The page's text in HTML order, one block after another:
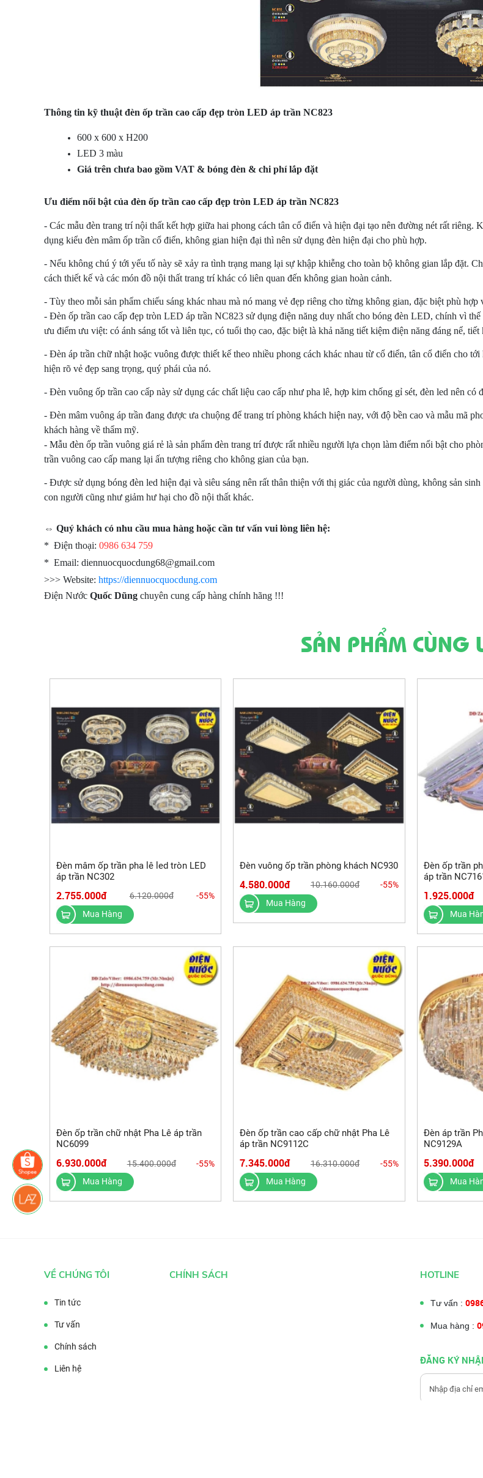
Thông tin kỹ thuật đèn ốp trần cao cấp đẹp tròn LED áp trần NC823
600 x 600 x H200
LED 3 màu
Giá trên chưa bao gồm VAT & bóng đèn & chi phí lắp đặt
Ưu điểm nổi bật của đèn ốp trần cao cấp đẹp tròn LED áp trần NC823
- Các mẫu đèn trang trí nội thất kết hợp giữa hai phong cách tân cổ điển và hiện đại tạo nên đường nét rất
dụng kiểu đèn mâm ốp trần cổ điển, không gian hiện đại thì nên sử dụng đèn hiện đại cho phù hợp.
- Nếu không chú ý tới yếu tố này sẽ xảy ra tình trạng mang lại sự khập khiễng cho toàn bộ không gian lắp đặt.
cách thiết kế và các món đồ nội thất trang trí khác có liên quan đến không gian hoàn cảnh.
- Tùy theo mỗi sản phẩm chiếu sáng khác nhau mà nó mang vẻ đẹp riêng cho từng không gian, đặc biệt phù
- Đèn ốp trần cao cấp đẹp tròn LED áp trần NC823 sử dụng điện năng duy nhất cho bóng đèn LED, chính vì
ưu điểm ưu việt: có ánh sáng tốt và liên tục, có tuổi thọ cao, đặc biệt là khả năng tiết kiệm điện năng đáng nể,
- Đèn áp trần chữ nhật hoặc vuông được thiết kế theo nhiều phong cách khác nhau từ cổ điển, tân cổ điển cho
hiện rõ vẻ đẹp sang trọng, quý phái của nó.
- Đèn vuông ốp trần cao cấp này sử dụng các chất liệu cao cấp như pha lê, hợp kim chống gỉ sét, đèn led nên có
- Đèn mâm vuông áp trần đang được ưa chuộng để trang trí phòng khách hiện nay, với độ bền cao và mẫu mã
khách hàng về thẩm mỹ.
- Mẫu đèn ốp trần vuông giá rẻ là sản phẩm đèn trang trí được rất nhiều người lựa chọn làm điểm nổi bật cho
trần vuông cao cấp mang lại ấn tượng riêng cho không gian của bạn.
- Được sử dụng bóng đèn led hiện đại và siêu sáng nên rất thân thiện với thị giác của người dùng, không sản
con người cũng như giảm hư hại cho đồ nội thất khác.
⇔ Quý khách có nhu cầu mua hàng hoặc cần tư vấn vui lòng liên hệ:
* Điện thoại: 0986 634 759
* Email: diennuocquocdung68@gmail.com
>>> Website: https://diennuocquocdung.com
Điện Nước Quốc Dũng chuyên cung cấp hàng chính hãng !!!
SẢN PHẨM CÙNG
Đèn mâm ốp trần pha lê led tròn LED
áp trần NC302
2.755.000đ 6.120.000đ
-55%
Mua Hàng
Đèn vuông ốp trần phòng khách NC930
4.580.000đ 10.160.000đ
-55%
Mua Hàng
Đèn ốp trần
áp trần
1.925.000đ
Mua
Đèn ốp trần chữ nhật Pha Lê áp trần
NC6099
6.930.000đ 15.400.000đ
-55%
Mua Hàng
Đèn ốp trần cao cấp chữ nhật Pha Lê
áp trần NC9112C
7.345.000đ 16.310.000đ
-55%
Mua Hàng
Đèn áp trần
NC9129A
5.390.000đ
Mua
VỀ CHÚNG TÔI
Tin tức
Tư vấn
Chính sách
Liên hệ
CHÍNH SÁCH HOTLINE
Tư vấn :
Mua hàng :
ĐĂNG KÝ